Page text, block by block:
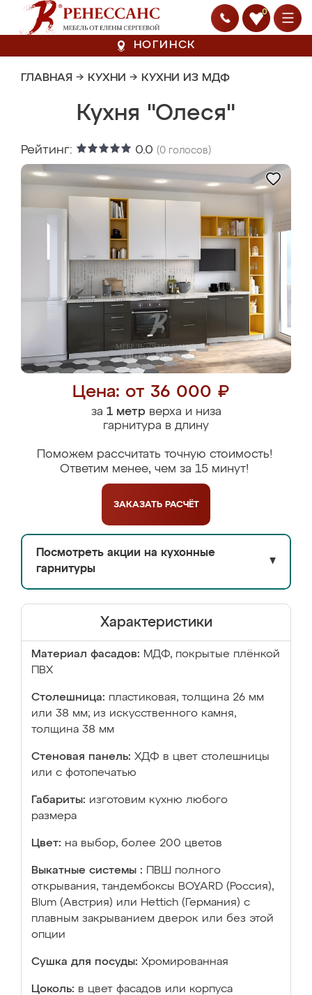
0
НОГИНСК
ГЛАВНАЯ → КУХНИ → КУХНИ ИЗ МДФ
Кухня "Олеся"
Рейтинг: 0.0 (0 голосов)
Цена: от 36 000 ₽
за 1 метрверха и низа
гарнитура в длину
Поможем рассчитать точную стоимость!
Ответим менее, чем за 15 минут!
ЗАКАЗАТЬ РАСЧЁТ
Посмотреть акции на кухонные
гарнитуры
▼
Характеристики
Материал фасадов: МДФ, покрытые плёнкой
ПВХ
Столешница: пластиковая, толщина 26 мм
или 38 мм; из искусственного камня,
толщина 38 мм
Стеновая панель: ХДФ в цвет столешницы
или с фотопечатью
Габариты: изготовим кухню любого
размера
Цвет: на выбор, более 200 цветов
Выкатные системы :
ПВШ полного
открывания, тандембоксы BOYARD (Россия),
Blum (Австрия) или Hettich (Германия) с
плавным закрыванием дверок или без этой
опции
Сушка для посуды: Хромированная
Цоколь: в цвет фасадов или корпуса